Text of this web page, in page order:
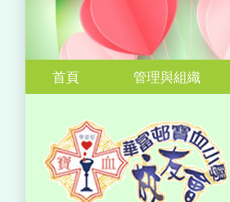
首頁 管理與組織